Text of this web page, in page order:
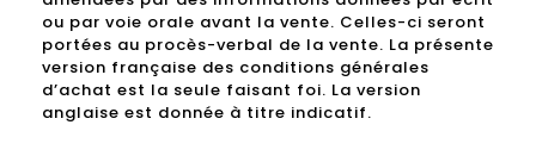
ou par voie orale avant la vente. Celles-ci seront
portées au procès-verbal de la vente. La présente
version française des conditions générales
d’achat est la seule faisant foi. La version
anglaise est donnée à titre indicatif.